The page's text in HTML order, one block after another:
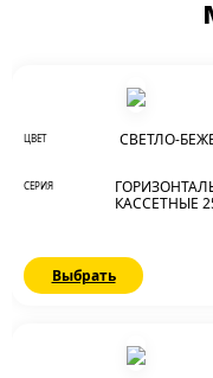
ЦВЕТ СВЕТЛО-
СЕРИЯ
КАССЕТНЫЕ
Выбрать